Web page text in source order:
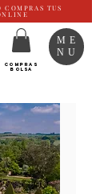
COMPRAS TUS
COMPRAS
BOLSA
ME
NU